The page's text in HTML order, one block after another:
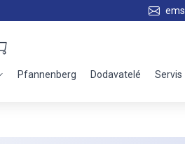
ems
Pfannenberg Dodavatelé Servis